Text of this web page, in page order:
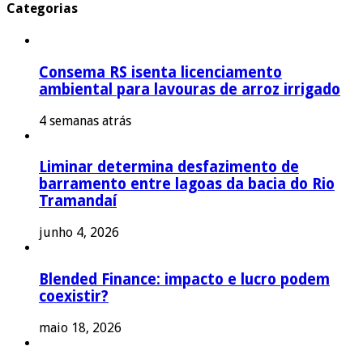
Categorias
Consema RS isenta licenciamento
ambiental para lavouras de arroz irrigado
4 semanas atrás
Liminar determina desfazimento de
barramento entre lagoas da bacia do Rio
Tramandaí
junho 4, 2026
Blended Finance: impacto e lucro podem
coexistir?
maio 18, 2026